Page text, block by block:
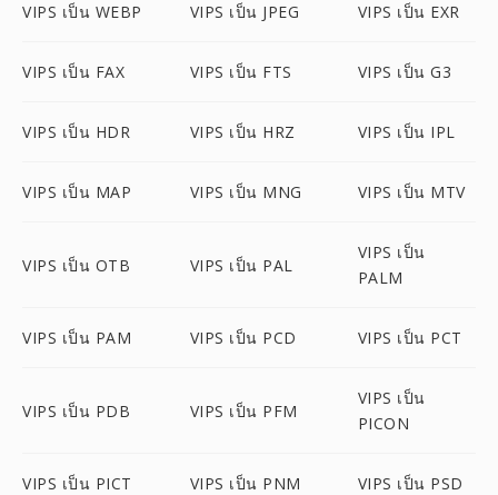
VIPS เป็น WEBP VIPS เป็น JPEG VIPS เป็น EXR
VIPS เป็น FAX VIPS เป็น FTS VIPS เป็น G3
VIPS เป็น HDR VIPS เป็น HRZ VIPS เป็น IPL
VIPS เป็น MAP VIPS เป็น MNG VIPS เป็น MTV
VIPS เป็น OTB VIPS เป็น PAL
VIPS เป็น
PALM
VIPS เป็น PAM VIPS เป็น PCD VIPS เป็น PCT
VIPS เป็น PDB VIPS เป็น PFM
VIPS เป็น
PICON
VIPS เป็น PICT VIPS เป็น PNM VIPS เป็น PSD